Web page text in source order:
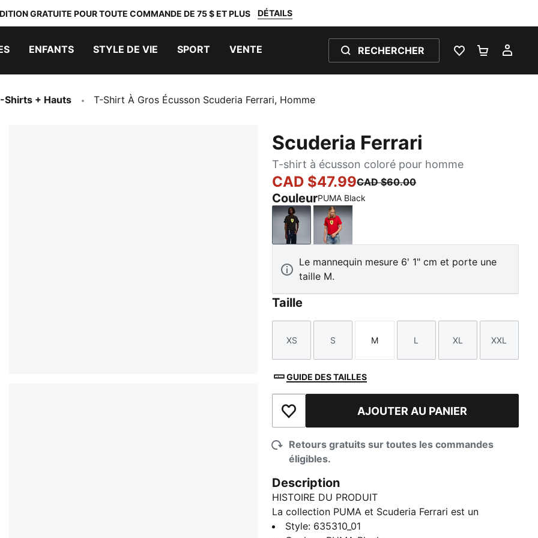
GRATUITE POUR TOUTE COMMANDE DE 75 $ ET PLUS DÉTAILS
ENFANTS STYLE DE VIE SPORT VENTE RECHERCHER
LISTE DEPANIER 0
Shirts + Hauts T-Shirt À Gros Écusson Scuderia Ferrari, Homme
Scuderia Ferrari
T-shirt à écusson coloré pour homme
CAD $47.99CAD $60.00
CouleurPUMA Black
PUMA BlackRosso Corsa
Le mannequin mesure 6' 1" cm et porte une
taille M.
Taille
Taille
XS
Taille
S
Taille
M
Taille
L
Taille
XL
Taille
XXL
GUIDE DES TAILLES
Ajouter à la liste de souhaits
AJOUTER AU PANIER
Retours gratuits sur toutes les commandes
éligibles.
Description
HISTOIRE DU PRODUIT
La collection PUMA et Scuderia Ferrari est un
hommage à l’excellence du sport automobile et à
Style: 635310_01